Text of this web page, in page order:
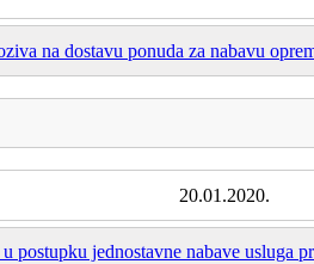
na dostavu ponuda za nabavu
20.01.2020.
postupku jednostavne nabave usluga